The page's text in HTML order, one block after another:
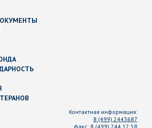
Контактная информация:
8 (499) 2443687
факс: 8 (499) 244 12 58